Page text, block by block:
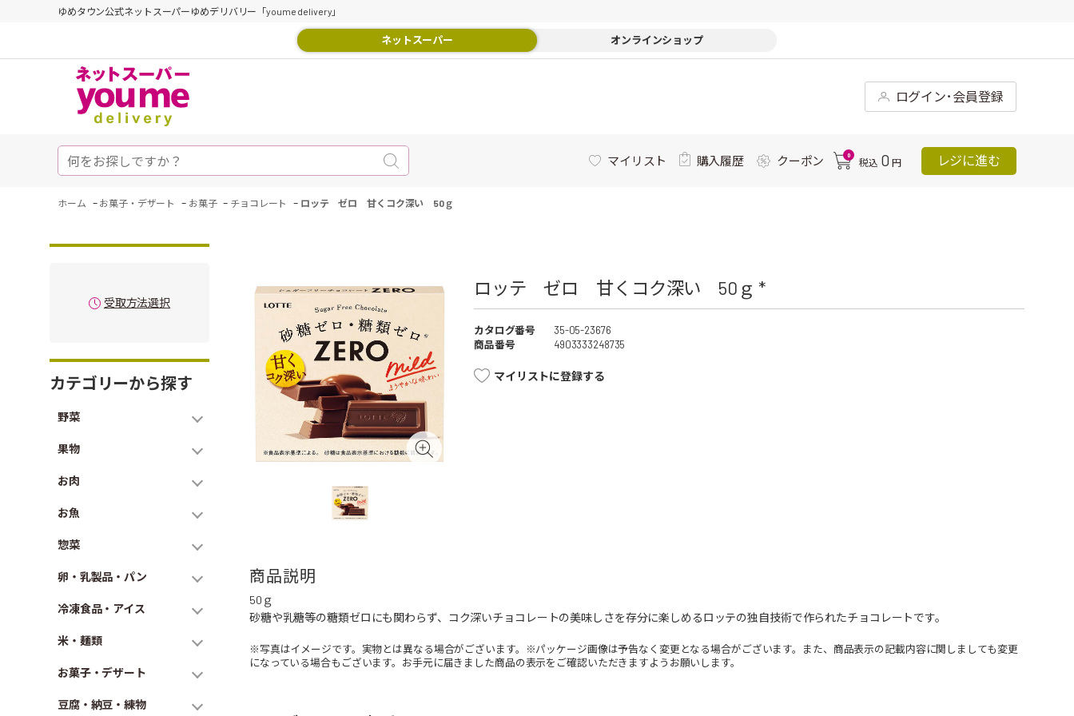
ゆめタウン公式ネットスーパーゆめデリバリー「youme delivery」
ネットスーパー オンラインショップ
ログイン･会員登録
マイリスト 購入履歴 クーポン 0
税込 0 円 レジに進む
ホーム - お菓子・デザート - お菓子 - チョコレート - ロッテ ゼロ 甘くコク深い 50ｇ
受取方法選択
カテゴリーから探す
野菜
果物
お肉
お魚
惣菜
卵・乳製品・パン
冷凍食品・アイス
米・麺類
お菓子・デザート
豆腐・納豆・練物
ロッテ ゼロ 甘くコク深い 50ｇ *
カタログ番号
35-05-23676
商品番号
4903333248735
マイリストに登録する
商品説明
50ｇ
砂糖や乳糖等の糖類ゼロにも関わらず、コク深いチョコレートの美味しさを存分に楽しめるロッテの独自技術で作られたチョコレートです。
※写真はイメージです。実物とは異なる場合がございます。※パッケージ画像は予告なく変更となる場合がございます。また、商品表示の記載内容に関しましても変更
になっている場合もございます。お手元に届きました商品の表示をご確認いただきますようお願いします。